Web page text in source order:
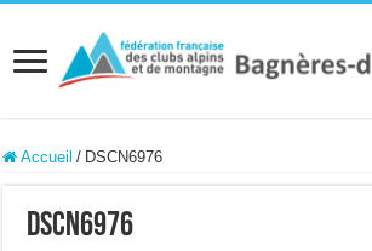
Accueil / DSCN6976
DSCN6976